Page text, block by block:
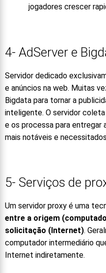
jogadores crescer
4- AdServer e
Servidor dedicado
e anúncios na web. Muitas
Bigdata para tornar a
inteligente. O servidor
e os processa para entregar
mais notáveis ​​e
5- Serviços de
Um servidor proxy é uma
entre a origem
solicitação (Internet).
computador intermediário
Internet indiretamente.